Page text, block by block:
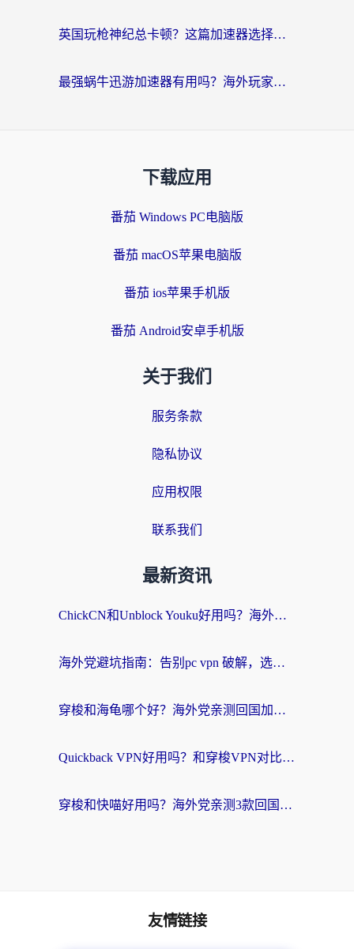
英国玩枪神纪总卡顿？这篇加速器选择指南帮你告别延迟（附实测推荐）
最强蜗牛迅游加速器有用吗？海外玩家国服游戏加速避坑指南（附德国玩忍者必须死3流星蝴蝶剑解决办法）
下载应用
番茄 Windows PC电脑版
番茄 macOS苹果电脑版
番茄 ios苹果手机版
番茄 Android安卓手机版
关于我们
服务条款
隐私协议
应用权限
联系我们
最新资讯
ChickCN和Unblock Youku好用吗？海外党亲测3款回国加速器，附iOS免费选择指南
海外党避坑指南：告别pc vpn 破解，选对回国加速器轻松访问国内资源
穿梭和海龟哪个好？海外党亲测回国加速器，附电脑免费VPN推荐
Quickback VPN好用吗？和穿梭VPN对比哪个回国效果更好？海外党必看的真实测评与选择指南
穿梭和快喵好用吗？海外党亲测3款回国加速器，附日本回国VPN避坑指南
友情链接